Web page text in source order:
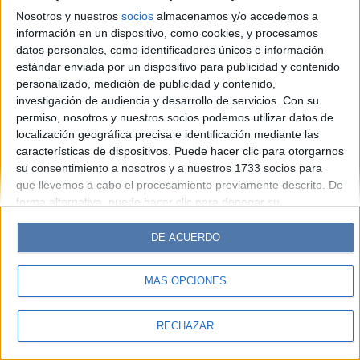
Nosotros y nuestros socios almacenamos y/o accedemos a
información en un dispositivo, como cookies, y procesamos
datos personales, como identificadores únicos e información
estándar enviada por un dispositivo para publicidad y contenido
personalizado, medición de publicidad y contenido,
investigación de audiencia y desarrollo de servicios. Con su
permiso, nosotros y nuestros socios podemos utilizar datos de
localización geográfica precisa e identificación mediante las
características de dispositivos. Puede hacer clic para otorgarnos
su consentimiento a nosotros y a nuestros 1733 socios para
que llevemos a cabo el procesamiento previamente descrito. De
forma alternativa, puede hacer clic para denegar su
cambiar sus preferencias antes de otorgar su consentimiento.
Tenga en cuenta que algún procesamiento de sus datos
personales puede no requerir de su consentimiento, pero usted
tiene el derecho de rechazar tal procesamiento. Sus
sus preferencias o retirar su consentimiento en cualquier
MÁS OPCIONES
RECHAZAR
DE ACUERDO
© Perfil.com 2006-2019 - Todos los derechos reservados
Registro de Propiedad Intelectual: Nro. 5346433